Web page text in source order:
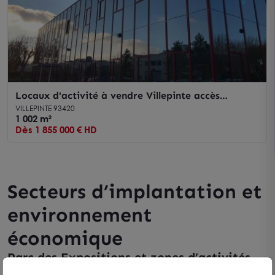
Locaux d'activité à vendre Villepinte accès
immédiat RER B et Roissy CDG
VILLEPINTE 93420
1 002 m²
Dès 1 855 000 € HD
Secteurs d’implantation et
environnement
économique
Parc des Expositions et zones d’activités